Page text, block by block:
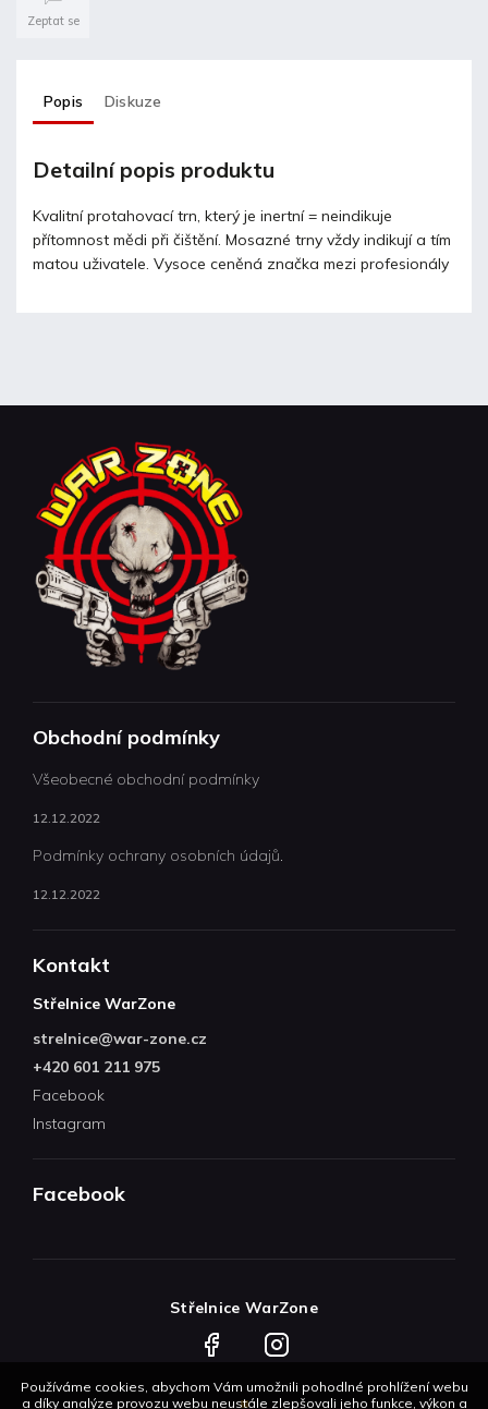
Používáme cookies, abychom Vám umožnili pohodlné prohlížení webu
a díky analýze provozu webu neustále zlepšovali jeho funkce, výkon a
Zeptat se
Popis Diskuze
Detailní popis produktu
Kvalitní protahovací trn, který je inertní = neindikuje
přítomnost mědi při čištění. Mosazné trny vždy indikují a tím
matou uživatele. Vysoce ceněná značka mezi profesionály
Obchodní podmínky
Všeobecné obchodní podmínky
12.12.2022
Podmínky ochrany osobních údajů.
12.12.2022
Kontakt
Střelnice WarZone
strelnice@war-zone.cz
+420 601 211 975
Facebook
Instagram
Facebook
Střelnice WarZone
FacebookInstagram